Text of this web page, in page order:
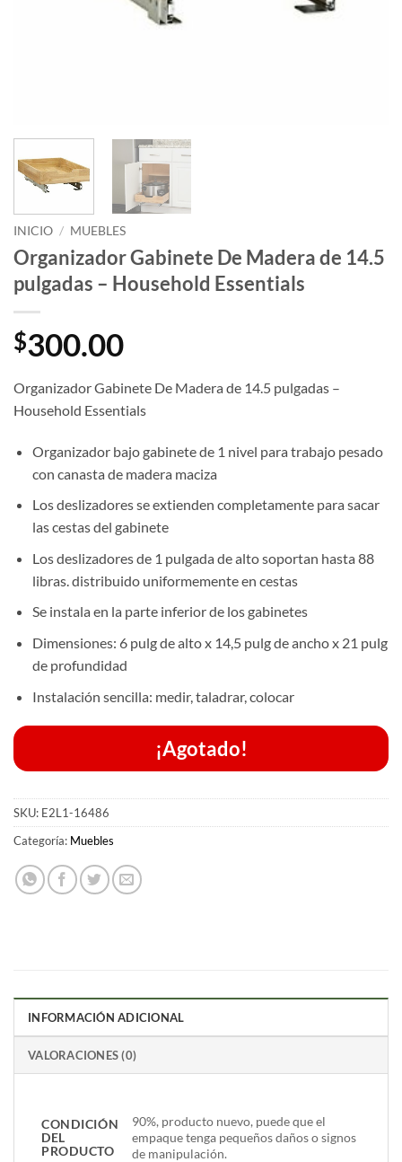
INICIO / MUEBLES
Organizador Gabinete De Madera de 14.5
pulgadas – Household Essentials
$300.00
Organizador Gabinete De Madera de 14.5 pulgadas –
Household Essentials
Organizador bajo gabinete de 1 nivel para trabajo pesado
con canasta de madera maciza
Los deslizadores se extienden completamente para sacar
las cestas del gabinete
Los deslizadores de 1 pulgada de alto soportan hasta 88
libras. distribuido uniformemente en cestas
Se instala en la parte inferior de los gabinetes
Dimensiones: 6 pulg de alto x 14,5 pulg de ancho x 21 pulg
de profundidad
Instalación sencilla: medir, taladrar, colocar
¡Agotado!
SKU: E2L1-16486
Categoría: Muebles
INFORMACIÓN ADICIONAL
VALORACIONES (0)
CONDICIÓN
DEL
PRODUCTO
90%, producto nuevo, puede que el
empaque tenga pequeños daños o signos
de manipulación.